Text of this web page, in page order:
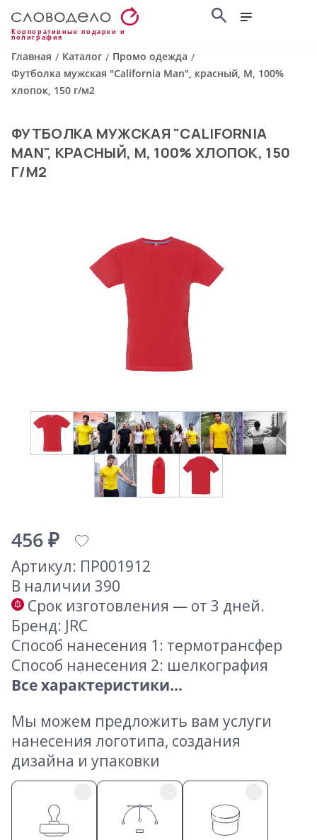
Корпоративные подарки и
полиграфия
Главная / Каталог / Промо одежда /
Футболка мужская "California Man", красный, M, 100%
хлопок, 150 г/м2
ФУТБОЛКА МУЖСКАЯ "CALIFORNIA
MAN", КРАСНЫЙ, M, 100% ХЛОПОК, 150
Г/М2
456 ₽
Артикул: ПР001912
В наличии 390
Срок изготовления — от 3 дней.
Бренд: JRC
Способ нанесения 1: термотрансфер
Способ нанесения 2: шелкография
Все характеристики...
Мы можем предложить вам услуги
нанесения логотипа, создания
дизайна и упаковки